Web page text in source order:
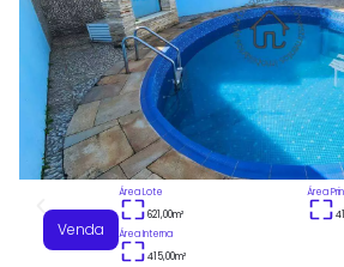
Venda
Área Lote
621,00m²
Área
Área Interna
415,00m²